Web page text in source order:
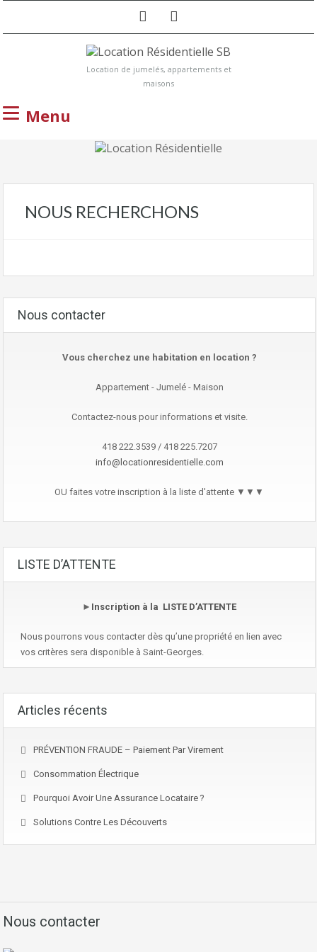
Location de jumelés, appartements et
maisons
Menu
NOUS RECHERCHONS
Nous contacter
Vous cherchez une habitation en location ?
Appartement - Jumelé - Maison
Contactez-nous pour informations et visite.
418 222.3539 / 418 225.7207
info@locationresidentielle.com
OU faites votre inscription à la liste d'attente ▼▼▼
LISTE D’ATTENTE
► Inscription à la LISTE D’ATTENTE
Nous pourrons vous contacter dès qu’une propriété en lien avec
vos critères sera disponible à Saint-Georges.
Articles récents
PRÉVENTION FRAUDE – Paiement Par Virement
Consommation Électrique
Pourquoi Avoir Une Assurance Locataire ?
Solutions Contre Les Découverts
Nous contacter